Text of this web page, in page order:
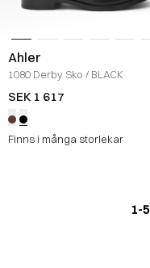
Ahler
1080 Derby Sko / BLACK
SEK 1 617
Finns i många storlekar
1-5